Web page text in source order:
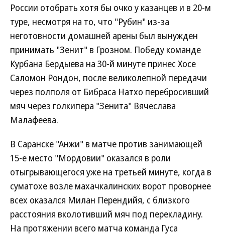
России отобрать хотя бы очко у казанцев и в 20-м
туре, несмотря на то, что "Рубин" из-за
неготовности домашней арены был вынужден
принимать "Зенит" в Грозном. Победу команде
Курбана Бердыева на 30-й минуте принес Хосе
Саломон Рондон, после великолепной передачи
через полполя от Бибраса Натхо перебросивший
мяч через голкипера "Зенита" Вячеслава
Малафеева.
В Саранске "Анжи" в матче против занимающей
15-е место "Мордовии" оказался в роли
отыгрывающегося уже на третьей минуте, когда в
суматохе возле махачкалинских ворот проворнее
всех оказался Милан Перендийя, с близкого
расстояния вколотивший мяч под перекладину.
На протяжении всего матча команда Гуса